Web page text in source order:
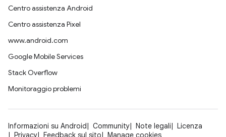
Centro assistenza Android
Centro assistenza Pixel
www.android.com
Google Mobile Services
Stack Overflow
Monitoraggio problemi
Informazioni su Android Community Note legali
Licenza
Privacy
Feedback sul sito Manage cookies